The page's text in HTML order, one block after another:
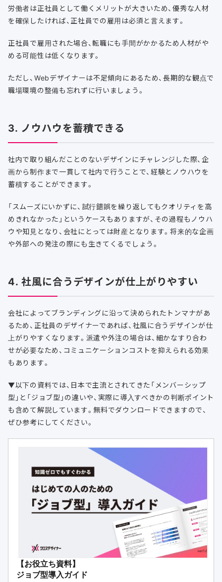
労働者は正社員として働くメリットが大きいため、優秀な人材
を確保したければ、正社員での雇用は必須と言えます。
正社員で雇用された場合、転職にも手間がかかるため人材がや
める可能性は低くなります。
ただし、Webデザイナーは不足傾向にあるため、長期的な観点で
職場環境の整備も忘れずに行いましょう。
3. ノウハウを蓄積できる
社内で取り組んだことのないデザインにチャレンジした際、企
画から制作まで一貫して社内で行うことで、経験とノウハウを
蓄積することができます。
「スムーズにいかずに、試行錯誤を繰り返してもクオリティを高
めきれなかった」というケースもありますが、その過程もノウハ
ウや知見となり、会社にとっては財産となります。将来的な企画
や外部への発注の際にも生きてくるでしょう。
4. 社風に合うデザインが仕上がりやすい
会社によってブランディングに沿って決められたトンマナがあ
るため、正社員のデザイナーであれば、社風に合うデザインが仕
上がりやすくなります。派遣や外注の場合は、細かなすり合わ
せが必要なため、コミュニケーションコストを抑えられる効果
もあります。
▼以下の資料では、日本で主流とされてきた「メンバーシップ
型」と「ジョブ型」の違いや、実際に導入すべきかの判断ポイント
も含めて解説しています。無料でダウンロードできますので、
ぜひ参考にしてください。
【お役立ち資料】
ジョブ型導入ガイド